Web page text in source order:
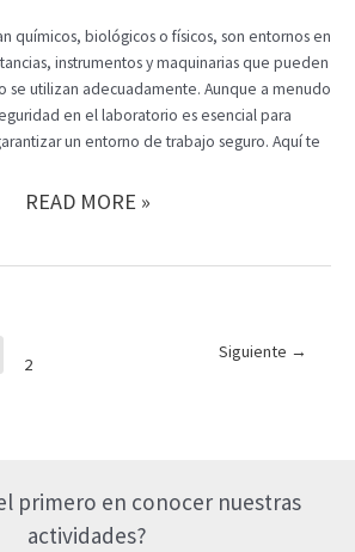
Y
SPSS
químicos, biológicos o físicos, son entornos en
instrumentos y maquinarias que pueden
se utilizan adecuadamente. Aunque a menudo
en el laboratorio es esencial para
un entorno de trabajo seguro. Aquí te
LA
DE
EL
LABORATORIO
READ MORE »
2
Siguiente →
primero en conocer nuestras
actividades?